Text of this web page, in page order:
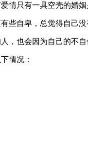
情只有一具空壳的婚
些自卑，总觉得自己
，也会因为自己的不
情况：